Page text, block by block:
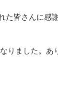
た皆さんに感
りました。あ